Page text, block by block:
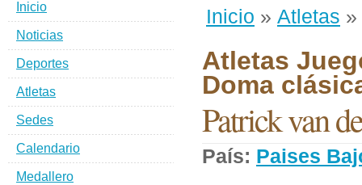
Inicio » Atletas »
Atletas
Doma
Patrick van
País: Paises
Inicio
Noticias
Deportes
Atletas
Sedes
Calendario
Medallero